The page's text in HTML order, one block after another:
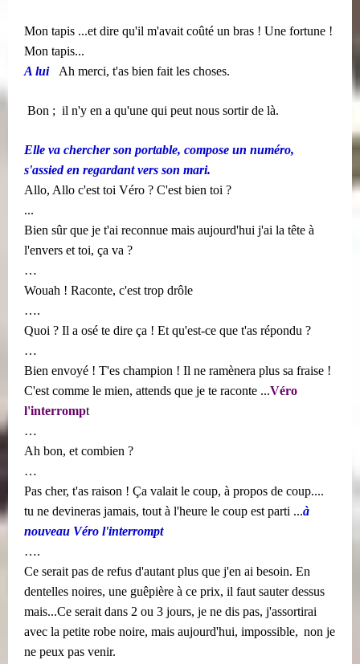
Mon tapis ...et dire qu'il m'avait coûté un bras ! Une fortune !
Mon tapis...
A lui
​​​​ Ah merci, t'as bien fait les choses.
Bon ; ​​ il n'y en a qu'une qui peut nous sortir de là.
Elle va chercher son portable, compose un numéro,
s'assied en regardant vers son mari.
Allo, Allo c'est toi Véro ? C'est bien toi ?
...
Bien sûr que je t'ai reconnue mais aujourd'hui j'ai la tête à
l'envers et toi, ça va ?
…
Wouah ! Raconte, c'est trop drôle
….
Quoi ? Il a osé te dire ça ! Et qu'est-ce que t'as répondu ?
…
Bien envoyé ! T'es champion ! Il ne ramènera plus sa fraise !
C'est comme le mien, attends que je te raconte ...Véro
l'interrompt
…
Ah bon, et combien ?
…
Pas cher, t'as raison ! Ça valait le coup, à propos de coup....
tu ne devineras jamais, tout à l'heure le coup est parti ...à
nouveau Véro l'interrompt
….
Ce serait pas de refus d'autant plus que j'en ai besoin. En
dentelles noires, une guêpière à ce prix, il faut sauter dessus
mais...Ce serait dans 2 ou 3 jours, je ne dis pas, j'assortirai
avec la petite robe noire, mais aujourd'hui, impossible, non je
ne peux pas venir.